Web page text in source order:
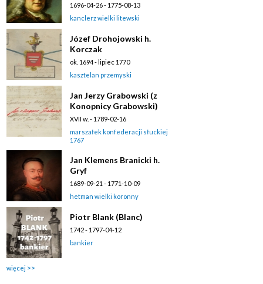
1696-04-26 - 1775-08-13
kanclerz wielki litewski
Józef Drohojowski h.
Korczak
ok. 1694 - lipiec 1770
kasztelan przemyski
Jan Jerzy Grabowski (z
Konopnicy Grabowski)
XVII w. - 1789-02-16
marszałek konfederacji słuckiej
1767
Jan Klemens Branicki h.
Gryf
1689-09-21 - 1771-10-09
hetman wielki koronny
Piotr Blank (Blanc)
1742 - 1797-04-12
bankier
więcej